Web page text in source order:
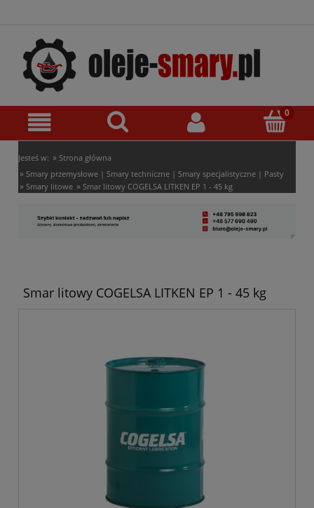
Jesteś w: » Strona główna
» Smary przemysłowe | Smary techniczne | Smary specjalistyczne | Pasty
» Smary litowe » Smar litowy COGELSA LITKEN EP 1 - 45 kg
Smar litowy COGELSA LITKEN EP 1 - 45 kg